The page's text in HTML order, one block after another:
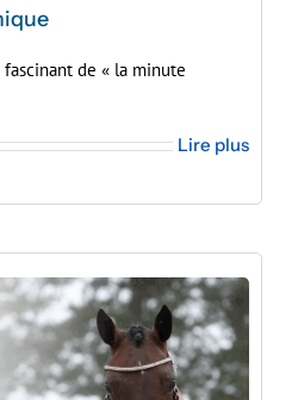
fascinant de « la minute
Lire plus